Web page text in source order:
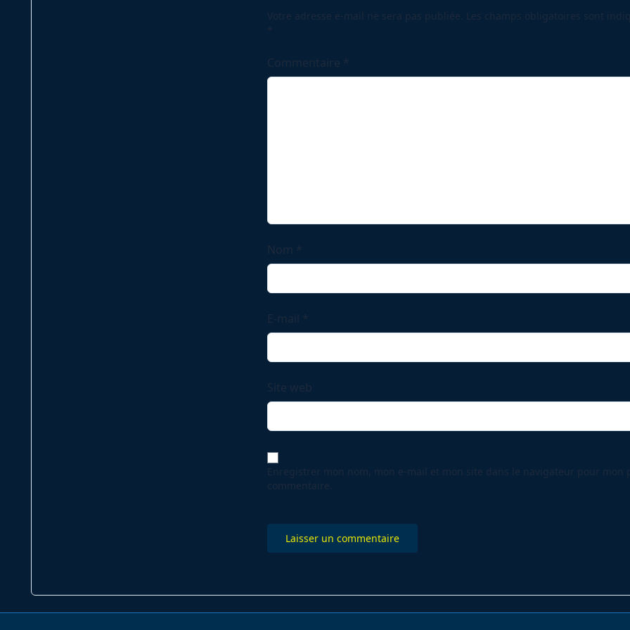
Votre adresse e-mail ne sera pas publiée. Les champs obligatoires sont
*
Commentaire *
Nom *
E-mail *
Site web
Enregistrer mon nom, mon e-mail et mon site dans le navigateur pour mon
commentaire.